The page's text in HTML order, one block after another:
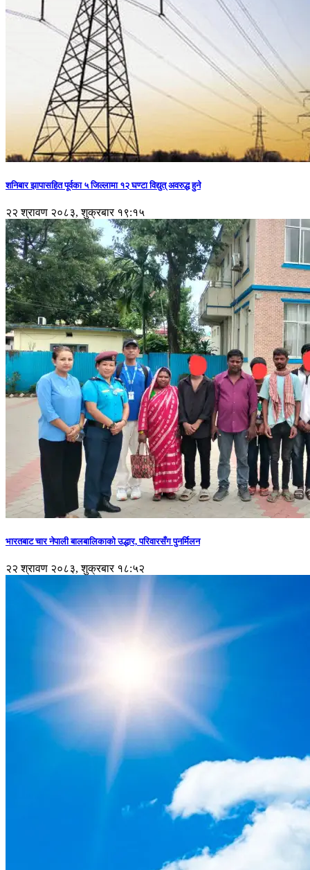
शनिबार झापासहित पूर्वका ५ जिल्लामा १२ घण्टा विद्युत् अवरुद्ध हुने
२२ श्रावण २०८३, शुक्रबार १९:१५
भारतबाट चार नेपाली बालबालिकाको उद्धार, परिवारसँग पुनर्मिलन
२२ श्रावण २०८३, शुक्रबार १८:५२